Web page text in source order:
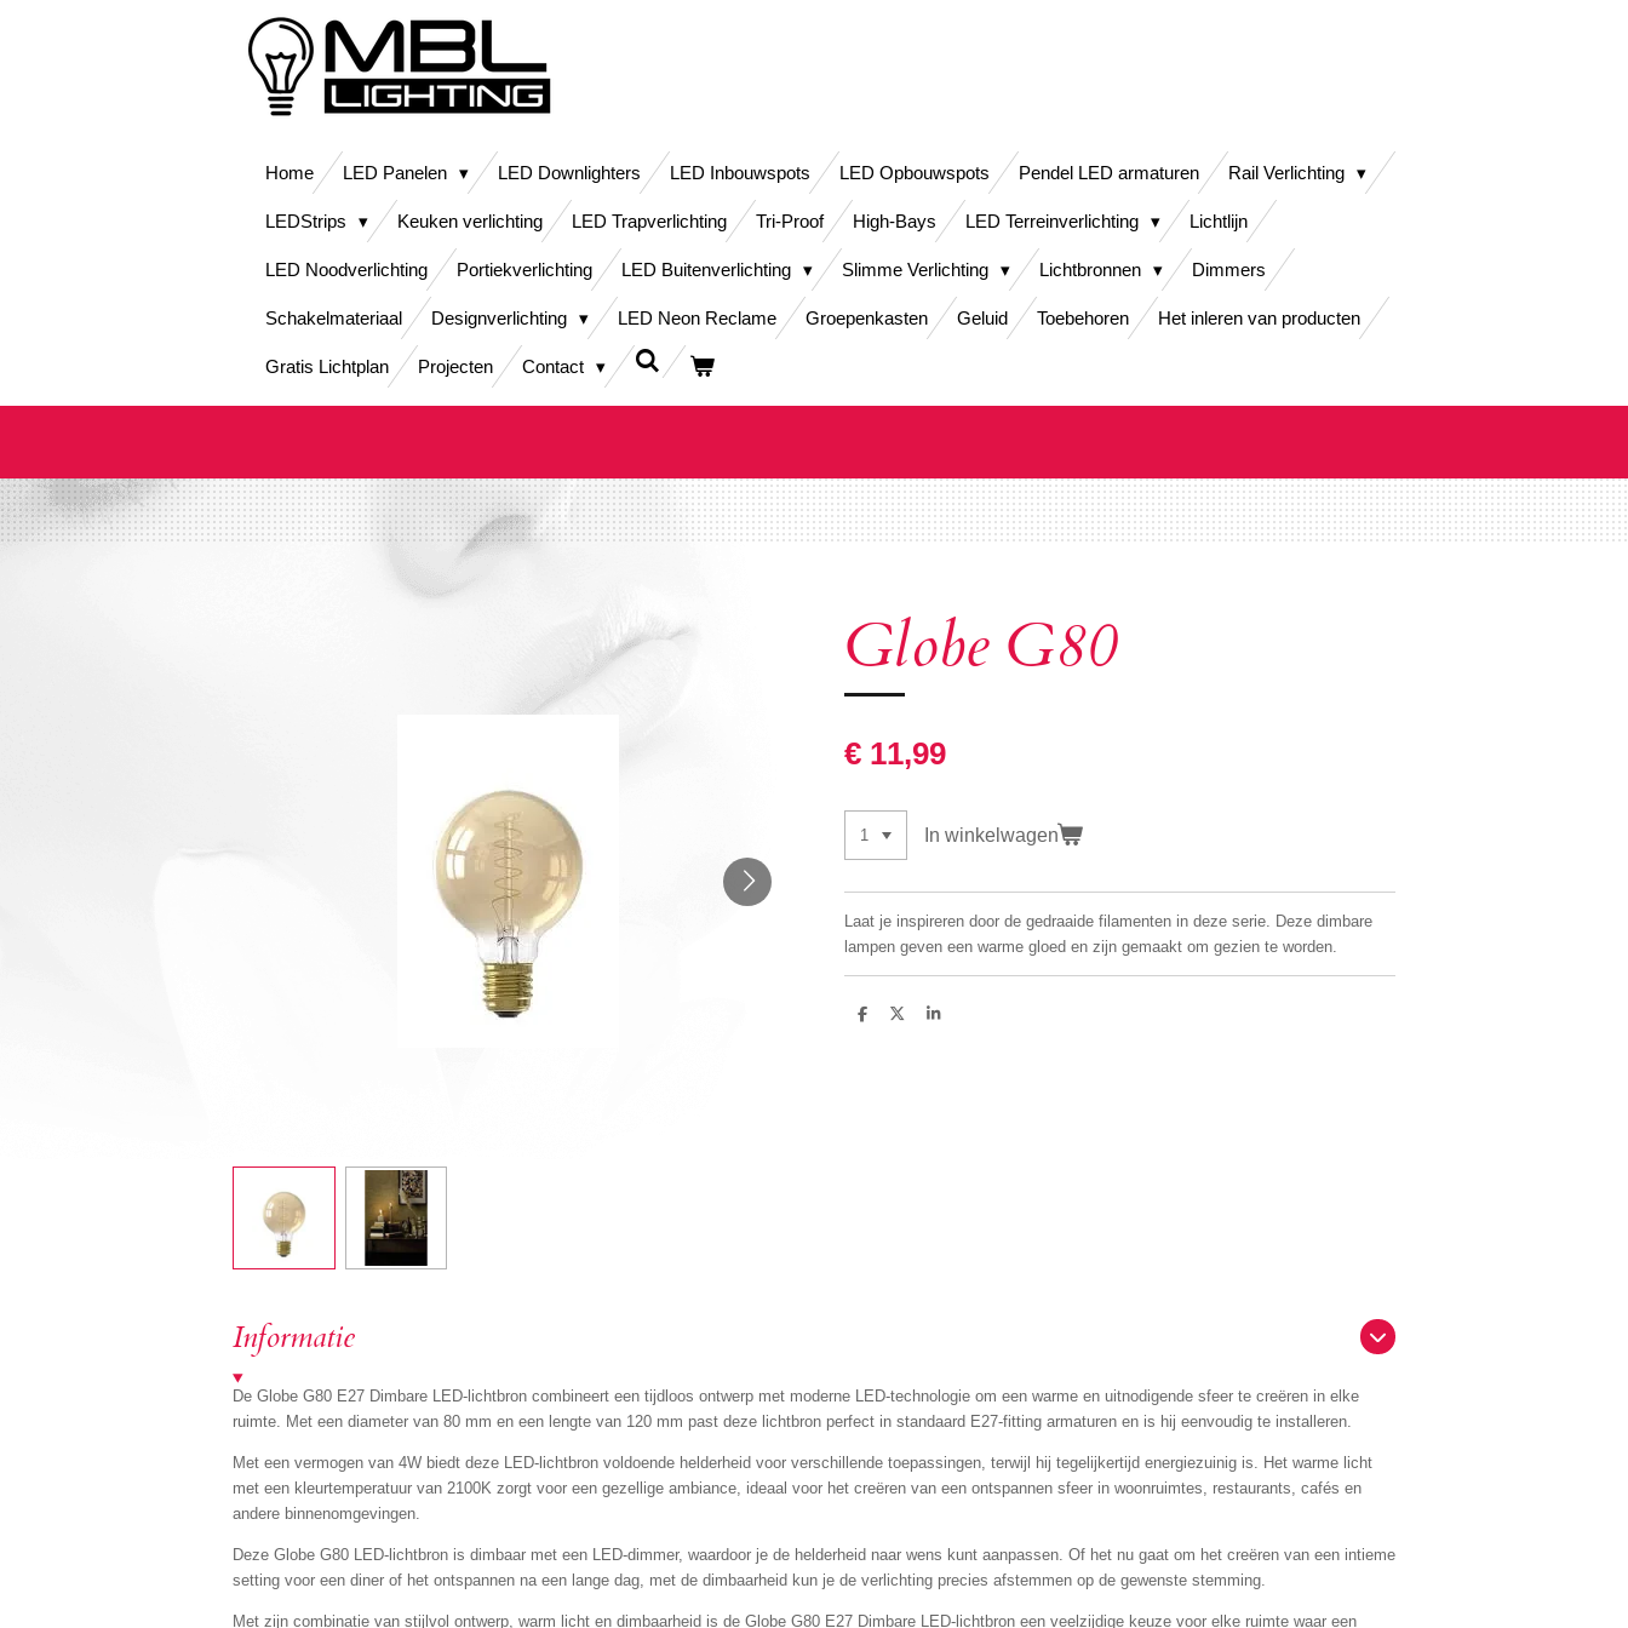
Home LED Panelen LED Downlighters LED Inbouwspots LED Opbouwspots Pendel LED armaturen Rail Verlichting
LEDStrips Keuken verlichting LED Trapverlichting Tri-Proof High-Bays LED Terreinverlichting Lichtlijn
LED Noodverlichting Portiekverlichting LED Buitenverlichting Slimme Verlichting Lichtbronnen Dimmers
Schakelmateriaal Designverlichting LED Neon Reclame Groepenkasten Geluid Toebehoren Het inleren van producten
Gratis Lichtplan Projecten Contact
Globe G80
€ 11,99
In winkelwagen
Laat je inspireren door de gedraaide filamenten in deze serie. Deze dimbare
lampen geven een warme gloed en zijn gemaakt om gezien te worden.
D
D
S
Informatie
De Globe G80 E27 Dimbare LED-lichtbron combineert een tijdloos ontwerp met moderne LED-technologie om een warme en uitnodigende sfeer te creëren in elke
ruimte. Met een diameter van 80 mm en een lengte van 120 mm past deze lichtbron perfect in standaard E27-fitting armaturen en is hij eenvoudig te installeren.
Met een vermogen van 4W biedt deze LED-lichtbron voldoende helderheid voor verschillende toepassingen, terwijl hij tegelijkertijd energiezuinig is. Het warme licht
met een kleurtemperatuur van 2100K zorgt voor een gezellige ambiance, ideaal voor het creëren van een ontspannen sfeer in woonruimtes, restaurants, cafés en
andere binnenomgevingen.
Deze Globe G80 LED-lichtbron is dimbaar met een LED-dimmer, waardoor je de helderheid naar wens kunt aanpassen. Of het nu gaat om het creëren van een intieme
setting voor een diner of het ontspannen na een lange dag, met de dimbaarheid kun je de verlichting precies afstemmen op de gewenste stemming.
Met zijn combinatie van stijlvol ontwerp, warm licht en dimbaarheid is de Globe G80 E27 Dimbare LED-lichtbron een veelzijdige keuze voor elke ruimte waar een